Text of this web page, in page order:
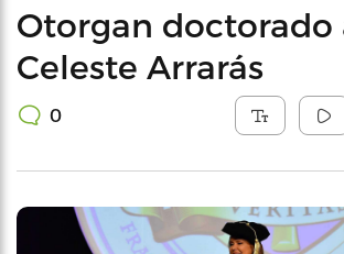
Otorgan doctorado
Celeste Arrarás
0